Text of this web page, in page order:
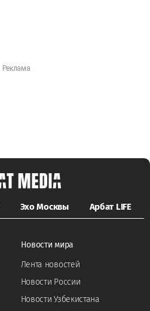
Эхо Москвы Арбат LIFE
Новости мира
Лента новостей
Новости России
Новости Узбекистана